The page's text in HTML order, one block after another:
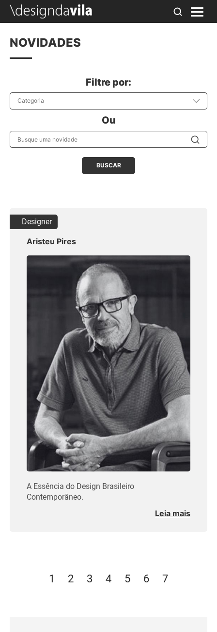
NOVIDADES
Filtre por:
Categoria
Ou
Busque uma novidade
BUSCAR
Designer
Aristeu Pires
A Essência do Design Brasileiro
Contemporâneo.
Leia mais
1 2 3 4 5 6 7